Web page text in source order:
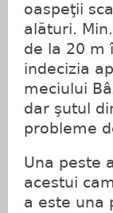
oaspeţii
alături.
de la 20 m
indecizia
meciului
dar şutul
probleme
Una peste
acestui
a este una